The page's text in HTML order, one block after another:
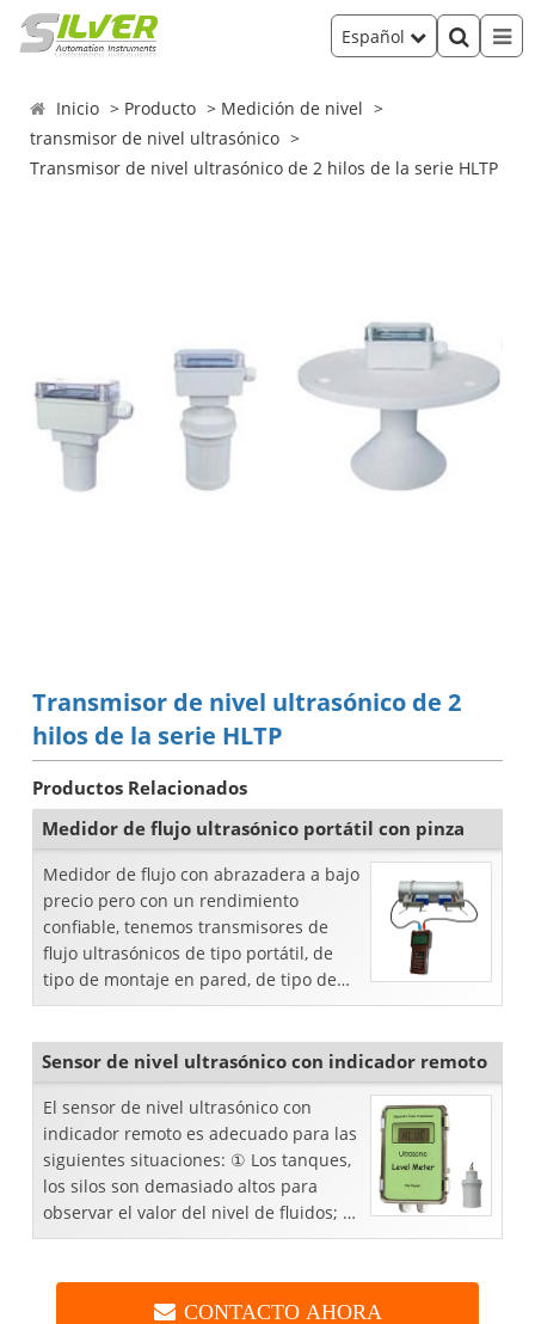
Español
Inicio Producto
Medición de nivel
transmisor de nivel ultrasónico
Transmisor de nivel ultrasónico de 2 hilos de la serie HLTP
Transmisor de nivel ultrasónico de 2
hilos de la serie HLTP
Productos Relacionados
Medidor de flujo ultrasónico portátil con pinza
Medidor de flujo con abrazadera a bajo
precio pero con un rendimiento
confiable, tenemos transmisores de
flujo ultrasónicos de tipo portátil, de
tipo de montaje en pared, de tipo de
montaje en panel y de tipo portátil para
Sensor de nivel ultrasónico con indicador remoto
El sensor de nivel ultrasónico con
indicador remoto es adecuado para las
siguientes situaciones: ① Los tanques,
los silos son demasiado altos para
observar el valor del nivel de fluidos; El
indicador de nivel ultrasónico remoto
CONTACTO AHORA